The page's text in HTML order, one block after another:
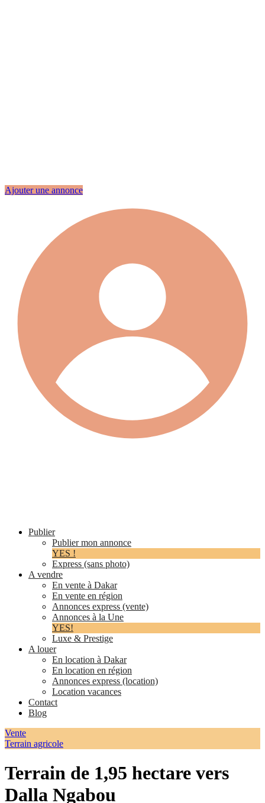
Ajouter une annonce
Publier
Publier mon annonce
YES !
Express (sans photo)
A vendre
En vente à Dakar
En vente en région
Annonces express (vente)
Annonces à la Une
YES!
Luxe & Prestige
A louer
En location à Dakar
En location en région
Annonces express (location)
Location vacances
Contact
Blog
Vente
Terrain agricole
Terrain de 1,95 hectare vers
Dalla Ngabou